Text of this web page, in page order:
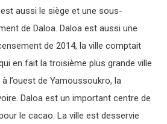
aussi le siège et une sous-
de Daloa. Daloa est aussi une
de 2014, la ville comptait
en fait la troisième plus grande ville
l’ouest de Yamoussoukro, la
Daloa est un important centre de
le cacao. La ville est desservie